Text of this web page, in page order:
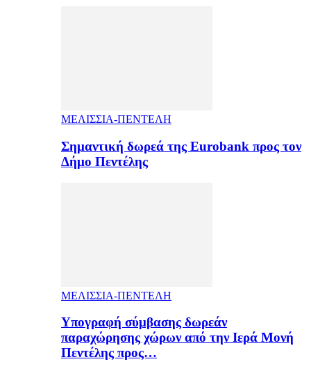
ΜΕΛΙΣΣΙΑ-ΠΕΝΤΕΛΗ
Σημαντική δωρεά της Eurobank προς τον
Δήμο Πεντέλης
ΜΕΛΙΣΣΙΑ-ΠΕΝΤΕΛΗ
Υπογραφή σύμβασης δωρεάν
παραχώρησης χώρων από την Ιερά Μονή
Πεντέλης προς…